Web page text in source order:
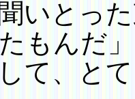
いとっ
もんだ」
て、と